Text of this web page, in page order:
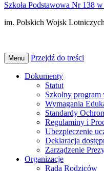
Szkoła Podstawowa Nr 138
im. Polskich Wojsk Lotniczych
Menu Przejdź do treści
Dokumenty
Statut
Szkolny
Wymagania
Standardy
Regulaminy i
Ubezpieczenie
Deklaracja
Zarządzenie
Organizacje
Rada Rodziców